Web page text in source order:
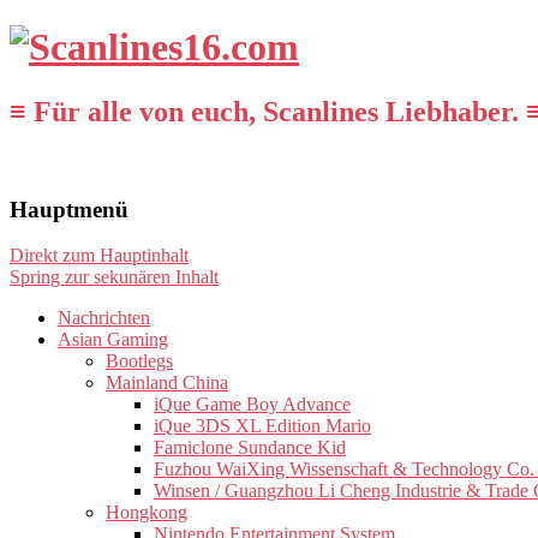
≡ Für alle von euch, Scanlines Liebhaber.
Hauptmenü
Direkt zum Hauptinhalt
Spring zur sekunären Inhalt
Nachrichten
Asian Gaming
Bootlegs
Mainland China
iQue Game Boy Advance
iQue 3DS XL Edition Mario
Famiclone Sundance Kid
Fuzhou WaiXing Wissenschaft & Technology
Winsen / Guangzhou Li Cheng Industrie & Trade
Hongkong